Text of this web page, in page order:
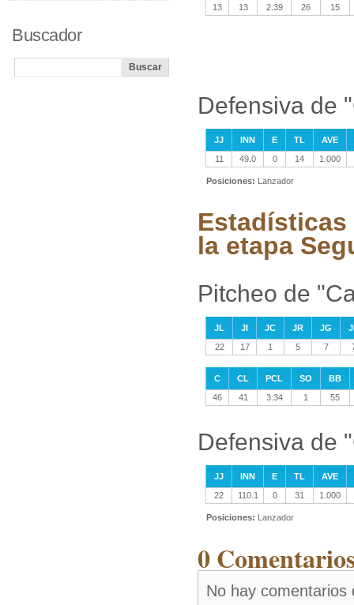
13
13 2.39 26 15
Defensiva de
JJ INN E TL
AVE
11
49.0 0 14 1.000
Posiciones: Lanzador
Estadísticas
la etapa
Pitcheo de
JL JI JC JR JG
22
17 1 5 7
C CL PCL SO
BB
46
41 3.34 1 55
Defensiva de
JJ INN E TL
AVE
22
110.1 0 31 1.000
Posiciones: Lanzador
0
No hay comentarios
Buscador